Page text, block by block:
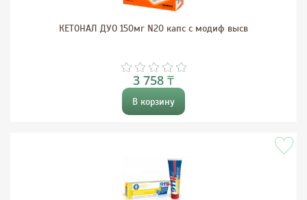
КЕТОНАЛ ДУО 150мг N20 капс с модиф высв
3 758 ₸
В корзину